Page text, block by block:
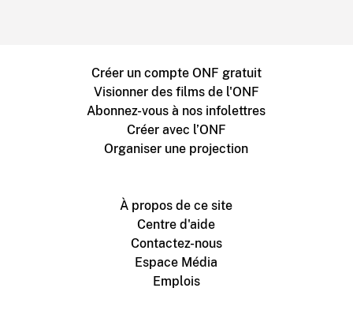
Créer un compte ONF gratuit
Visionner des films de l'ONF
Abonnez-vous à nos infolettres
Créer avec l’ONF
Organiser une projection
À propos de ce site
Centre d'aide
Contactez-nous
Espace Média
Emplois